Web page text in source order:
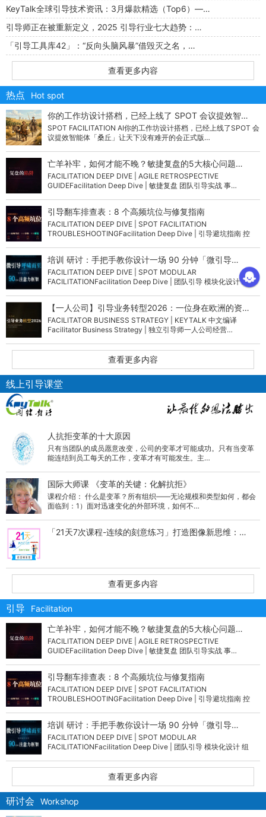
KeyTalk全球引导技术资讯：3月爆款精选（Top6）—…
引导师正在被重新定义，2025 引导行业七大趋势：…
「引导工具库42」：“反向头脑风暴”借毁灭之名，…
查看更多内容
热点
Hot spot
你的工作坊设计搭档，已经上线了 SPOT 会议提效智…
SPOT FACILITATION AI你的工作坊设计搭档，已经上线了SPOT 会
议提效智能体「桑丘」让天下没有难开的会正式版…
亡羊补牢，如何才能不晚？敏捷复盘的5大核心问题…
FACILITATION DEEP DIVE | AGILE RETROSPECTIVE
GUIDEFacilitation Deep Dive | 敏捷复盘 团队引导实战 事…
引导翻车排查表：8 个高频坑位与修复指南
FACILITATION DEEP DIVE | SPOT FACILITATION
TROUBLESHOOTINGFacilitation Deep Dive | 引导避坑指南 控
培训 研讨：手把手教你设计一场 90 分钟「微引导…
FACILITATION DEEP DIVE | SPOT MODULAR
FACILITATIONFacilitation Deep Dive | 团队引导 模块化设计 组
【一人公司】引导业务转型2026：一位身在欧洲的资…
FACILITATOR BUSINESS STRATEGY | KEYTALK 中文编译
Facilitator Business Strategy | 独立引导师一人公司经营…
查看更多内容
线上引导课堂
人抗拒变革的十大原因
只有当团队的成员愿意改变，公司的变革才可能成功。只有当变革
能连结到员工每天的工作，变革才有可能发生。主…
国际大师课 《变革的关键：化解抗拒》
课程介绍： 什么是变革？所有组织——无论规模和类型如何，都会
面临到：1）面对迅速变化的外部环境，如何不…
「21天7次课程-连续的刻意练习」打造图像新思维：…
查看更多内容
引导
Facilitation
亡羊补牢，如何才能不晚？敏捷复盘的5大核心问题…
FACILITATION DEEP DIVE | AGILE RETROSPECTIVE
GUIDEFacilitation Deep Dive | 敏捷复盘 团队引导实战 事…
引导翻车排查表：8 个高频坑位与修复指南
FACILITATION DEEP DIVE | SPOT FACILITATION
TROUBLESHOOTINGFacilitation Deep Dive | 引导避坑指南 控
培训 研讨：手把手教你设计一场 90 分钟「微引导…
FACILITATION DEEP DIVE | SPOT MODULAR
FACILITATIONFacilitation Deep Dive | 团队引导 模块化设计 组
查看更多内容
研讨会 Workshop